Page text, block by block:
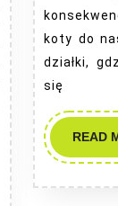
koty do
działki,
się
READ